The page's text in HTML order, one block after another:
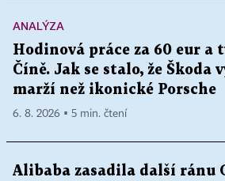
ANALÝZA
Hodinová práce za 60 eur a
Číně. Jak se stalo, že Škoda
marží než ikonické Porsche
6. 8. 2026 ▪ 5 min. čtení
Alibaba zasadila další ránu